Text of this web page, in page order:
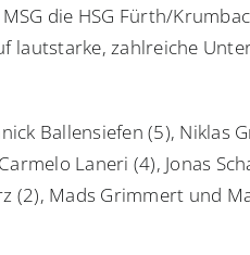
die HSG Fürth/
lautstarke, zahlreiche
Ballensiefen (5), Niklas
Laneri (4), Jonas
(2), Mads Grimmert und